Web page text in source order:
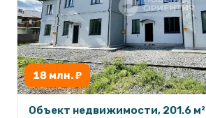
18 млн. ₽
Объект недвижимости, 201.6 м²